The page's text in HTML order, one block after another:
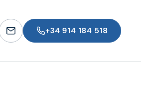
+34 914 184 518